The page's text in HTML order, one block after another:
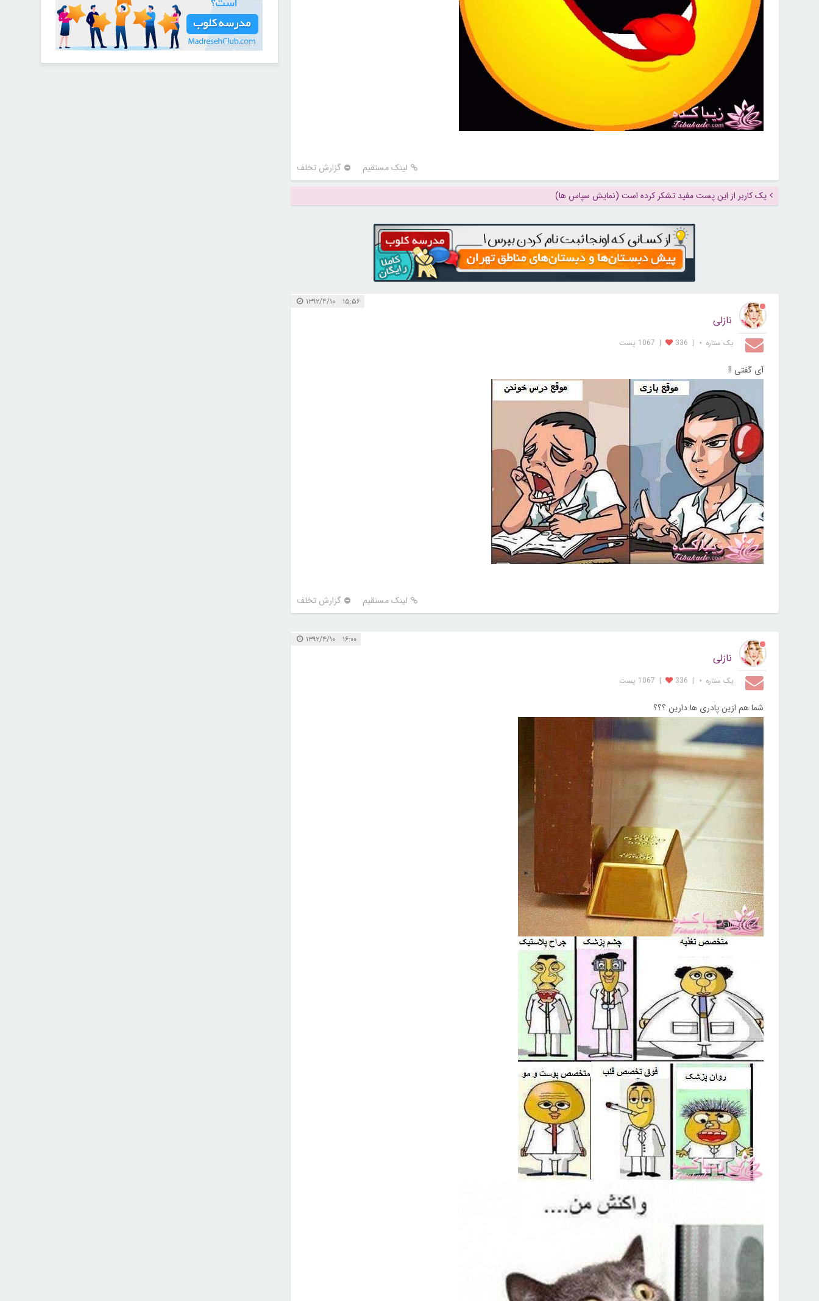
لینک مستقیم گزارش تخلف
یک کاربر از این پست مفید تشکر کرده است (نمایش سپاس ها)
۱۵:۵۶ ۱۳۹۲/۴/۱۰
نازلی
یک ستاره ⋆ |
336
| 1067 پست
آی گفتی !!
لینک مستقیم گزارش تخلف
۱۶:۰۰ ۱۳۹۲/۴/۱۰
نازلی
یک ستاره ⋆ |
336
| 1067 پست
شما هم ازین پادری ها دارین ؟؟؟
21723049